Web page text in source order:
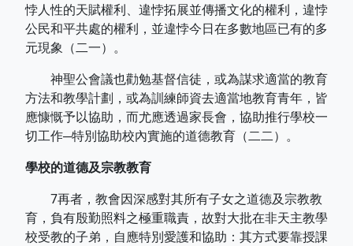
悖人性的天賦權利、違悖拓展並傳播文化的權利，違悖
公民和平共處的權利，並違悖今日在多數地區已有的多
元現象（二一）。
神聖公會議也勸勉基督信徒，或為謀求適當的教育
方法和教學計劃，或為訓練師資去適當地教育青年，皆
應慷慨予以協助，而尤應透過家長會，協助推行學校一
切工作─特別協助校內實施的道德教育（二二）。
學校的道德及宗教教育
7再者，教會因深感對其所有子女之道德及宗教教
育，負有殷勤照料之極重職責，故對大批在非天主教學
校受教的子弟，自應特別愛護和協助：其方式要靠授課